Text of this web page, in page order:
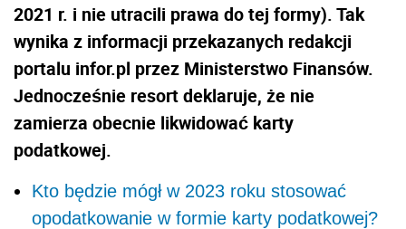
2021 r. i nie utracili prawa do tej formy). Tak
wynika z informacji przekazanych redakcji
portalu infor.pl przez Ministerstwo Finansów.
Jednocześnie resort deklaruje, że nie
zamierza obecnie likwidować karty
podatkowej.
Kto będzie mógł w 2023 roku stosować
opodatkowanie w formie karty podatkowej?